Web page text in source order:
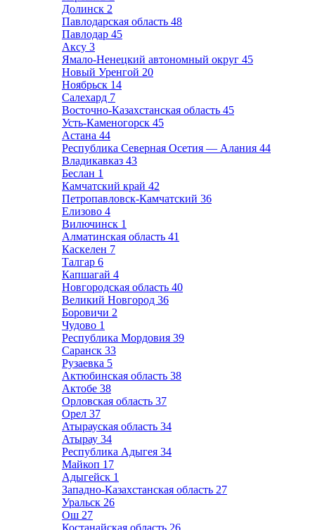
Долинск 2
Павлодарская область 48
Павлодар 45
Аксу 3
Ямало-Ненецкий автономный округ 45
Новый Уренгой 20
Ноябрьск 14
Салехард 7
Восточно-Казахстанская область 45
Усть-Каменогорск 45
Астана 44
Республика Северная Осетия — Алания 44
Владикавказ 43
Беслан 1
Камчатский край 42
Петропавловск-Камчатский 36
Елизово 4
Вилючинск 1
Алматинская область 41
Каскелен 7
Талгар 6
Капшагай 4
Новгородская область 40
Великий Новгород 36
Боровичи 2
Чудово 1
Республика Мордовия 39
Саранск 33
Рузаевка 5
Актюбинская область 38
Актобе 38
Орловская область 37
Орел 37
Атырауская область 34
Атырау 34
Республика Адыгея 34
Майкоп 17
Адыгейск 1
Западно-Казахстанская область 27
Уральск 26
Ош 27
Костанайская область 26